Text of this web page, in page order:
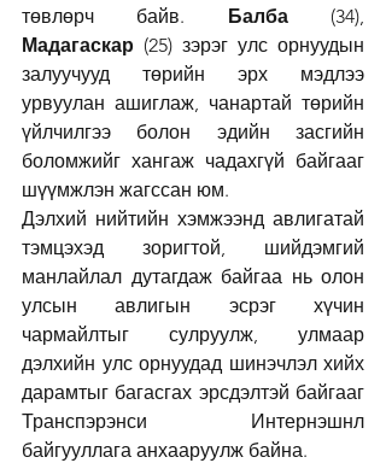
төвлөрч байв. Балба
Мадагаскар (25) зэрэг улс орнуудын
залуучууд төрийн эрх мэдлээ
урвуулан ашиглаж, чанартай төрийн
үйлчилгээ болон эдийн засгийн
боломжийг хангаж чадахгүй байгааг
шүүмжлэн жагссан юм.
Дэлхий нийтийн хэмжээнд авлигатай
тэмцэхэд зоригтой, шийдэмгий
манлайлал дутагдаж байгаа нь олон
улсын авлигын эсрэг хүчин
чармайлтыг сулруулж, улмаар
дэлхийн улс орнуудад шинэчлэл хийх
дарамтыг багасгах эрсдэлтэй байгааг
Транспэрэнси Интернэшнл
байгууллага анхааруулж байна.